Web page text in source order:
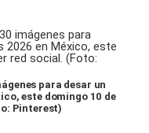
para desar un
este domingo 10 de
Pinterest)